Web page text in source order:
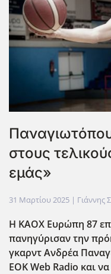
στους
εμάς»
31 Μαρτίου 2025 | Γιάννης
Η ΚΑΟΧ Ευρώπη 87
πανηγύρισαν την
γκαρντ Ανδρέα
ΕΟΚ Web Radio και να